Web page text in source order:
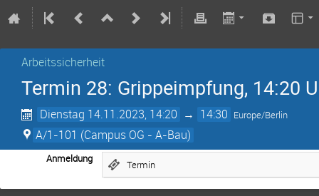
Arbeitssicherheit
Termin 28: Grippeimpfung, 14:20
Dienstag 14.11.2023, 14:20 → 14:30 Europe/Berlin
A/1-101 (Campus OG - A-Bau)
Anmeldung Termin